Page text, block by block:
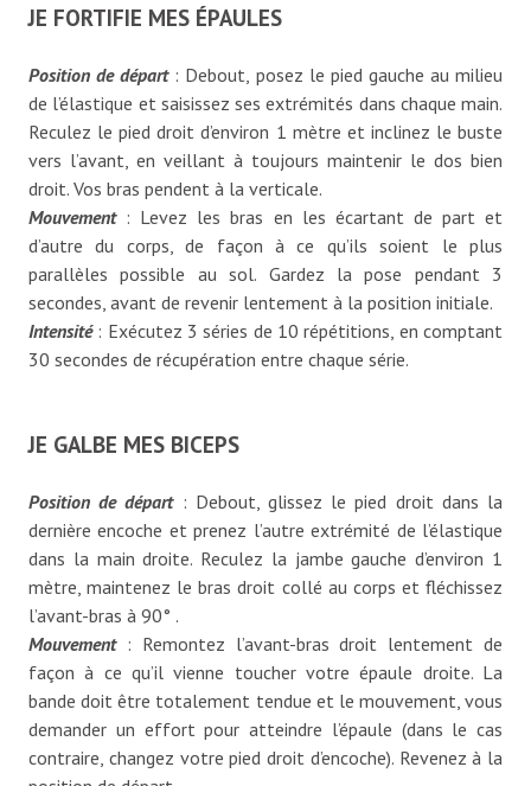
JE FORTIFIE MES ÉPAULES
Position de départ: Debout, posez le pied gauche au milieu
de l’élastique et saisissez ses extrémités dans chaque main.
Reculez le pied droit d’environ 1 mètre et inclinez le buste
vers l’avant, en veillant à toujours maintenir le dos bien
droit. Vos bras pendent à la verticale.
Mouvement: Levez les bras en les écartant de part et
d’autre du corps, de façon à ce qu’ils soient le plus
parallèles possible au sol. Gardez la pose pendant 3
secondes, avant de revenir lentement à la position initiale.
Intensité: Exécutez 3 séries de 10 répétitions, en comptant
30 secondes de récupération entre chaque série.
JE GALBE MES BICEPS
Position de départ: Debout, glissez le pied droit dans la
dernière encoche et prenez l’autre extrémité de l’élastique
dans la main droite. Reculez la jambe gauche d’environ 1
mètre, maintenez le bras droit collé au corps et fléchissez
l’avant-bras à 90° .
Mouvement: Remontez l’avant-bras droit lentement de
façon à ce qu’il vienne toucher votre épaule droite. La
bande doit être totalement tendue et le mouvement, vous
demander un effort pour atteindre l’épaule (dans le cas
contraire, changez votre pied droit d’encoche). Revenez à la